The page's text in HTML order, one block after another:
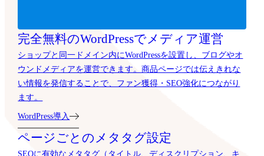
完全無料のWordPressでメディア運営
ショップと同一ドメイン内にWordPressを設置し、ブログやオ
ウンドメディアを運営できます。商品ページでは伝えきれな
い情報を発信することで、ファン獲得・SEO強化につながり
ます。
WordPress導入
ページごとのメタタグ設定
SEOに有効なメタタグ（タイトル、ディスクリプション、キ